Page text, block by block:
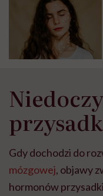
Gdy dochodzi do
mózgowej, objawy
hormonów